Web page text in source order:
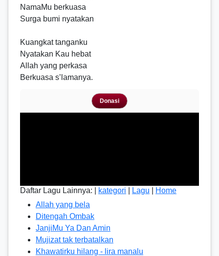
NamaMu berkuasa
Surga bumi nyatakan
Kuangkat tanganku
Nyatakan Kau hebat
Allah yang perkasa
Berkuasa s’lamanya.
Donasi
Daftar Lagu Lainnya: | kategori Lagu
Home
Allah yang bela
Ditengah Ombak
JanjiMu Ya Dan Amin
Mujizat tak terbatalkan
Khawatirku hilang - lira manalu